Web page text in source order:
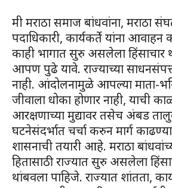
मी मराठा समाज बांधवांना, मराठा
पदाधिकारी, कार्यकर्ते यांना आवाहन
काही भागात सुरु असलेला हिंसाचार
आपण पुढे यावे. राज्याच्या
नाही. आंदोलनामुळे आपल्या माता-
जीवाला धोका होणार नाही, याची
आरक्षणाच्या मुद्यावर तसेच अंबड
घटनेसंदर्भात चर्चा करुन मार्ग
शासनाची तयारी आहे. मराठा
हितासाठी राज्यात सुरु असलेला
थांबवला पाहिजे. राज्यात शांतता,